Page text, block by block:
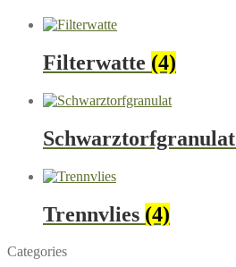
Filterwatte (4)
Schwarztorfgranulat
Trennvlies (4)
Categories